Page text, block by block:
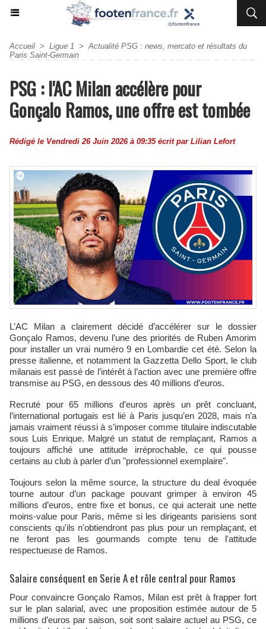
Accueil > Ligue 1 > Actualité PSG : news, mercato et résultats du
Paris Saint-Germain
PSG : l'AC Milan accélère pour
Gonçalo Ramos, une offre est tombée
Rédigé le Vendredi 26 Juin 2026 à 09:35 écrit par Lilian Lefort
L’AC Milan a clairement décidé d’accélérer sur le dossier
Gonçalo Ramos, devenu l’une des priorités de Ruben Amorim
pour installer un vrai numéro 9 en Lombardie cet été. Selon la
presse italienne, et notamment la Gazzetta Dello Sport, le club
milanais est passé de l’intérêt à l’action avec une première offre
transmise au PSG, en dessous des 40 millions d’euros.
Recruté pour 65 millions d’euros après un prêt concluant,
l’international portugais est lié à Paris jusqu’en 2028, mais n’a
jamais vraiment réussi à s’imposer comme titulaire indiscutable
sous Luis Enrique. Malgré un statut de remplaçant, Ramos a
toujours affiché une attitude irréprochable, ce qui pousse
certains au club à parler d’un "professionnel exemplaire".
Toujours selon la même source, la structure du deal évoquée
tourne autour d’un package pouvant grimper à environ 45
millions d’euros, entre fixe et bonus, ce qui acterait une nette
moins-value pour Paris, même si les dirigeants parisiens sont
conscients qu'ils n'obtiendront pas plus pour un remplaçant, et
ne feront pas les gourmands compte tenu de l'attitude
respectueuse de Ramos.
Salaire conséquent en Serie A et rôle central pour Ramos
Pour convaincre Gonçalo Ramos, Milan est prêt à frapper fort
sur le plan salarial, avec une proposition estimée autour de 5
millions d’euros par saison, soit sont salaire actuel au PSG, ce